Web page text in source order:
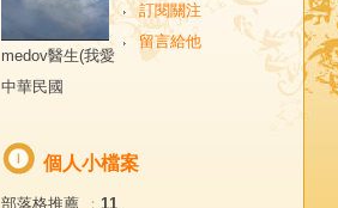
訂閱關注
留言給他
medov醫生(我愛
中華民國
個人小檔案
部落格推薦 ： 11